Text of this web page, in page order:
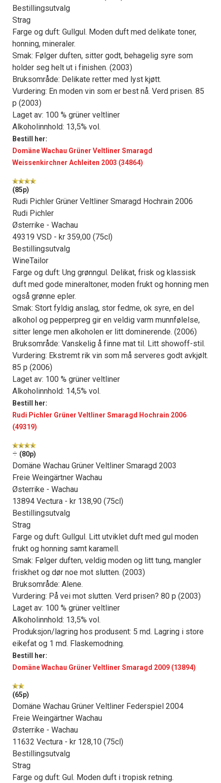
Bestillingsutvalg
Strag
Farge og duft: Gullgul. Moden duft med delikate toner,
honning, mineraler.
Smak: Følger duften, sitter godt, behagelig syre som
holder seg helt ut i finishen. (2003)
Bruksområde: Delikate retter med lyst kjøtt.
Vurdering: En moden vin som er best nå. Verd prisen. 85
p (2003)
Laget av: 100 % grüner veltliner
Alkoholinnhold: 13,5% vol.
Bestill her:
Domäne Wachau Grüner Veltliner Smaragd
Weissenkirchner Achleiten 2003 (34864)
(85p)
Rudi Pichler Grüner Veltliner Smaragd Hochrain 2006
Rudi Pichler
Østerrike - Wachau
49319 VSD - kr 359,00 (75cl)
Bestillingsutvalg
WineTailor
Farge og duft: Ung grønngul. Delikat, frisk og klassisk
duft med gode mineraltoner, moden frukt og honning men
også grønne epler.
Smak: Stort fyldig anslag, stor fedme, ok syre, en del
alkohol og pepperpreg gir en veldig varm munnfølelse,
sitter lenge men alkoholen er litt dominerende. (2006)
Bruksområde: Vanskelig å finne mat til. Litt showoff-stil.
Vurdering: Ekstremt rik vin som må serveres godt avkjølt.
85 p (2006)
Laget av: 100 % grüner veltliner
Alkoholinnhold: 14,5% vol.
Bestill her:
Rudi Pichler Grüner Veltliner Smaragd Hochrain 2006
(49319)
÷ (80p)
Domäne Wachau Grüner Veltliner Smaragd 2003
Freie Weingärtner Wachau
Østerrike - Wachau
13894 Vectura - kr 138,90 (75cl)
Bestillingsutvalg
Strag
Farge og duft: Gullgul. Litt utviklet duft med gul moden
frukt og honning samt karamell.
Smak: Følger duften, veldig moden og litt tung, mangler
friskhet og dør noe mot slutten. (2003)
Bruksområde: Alene.
Vurdering: På vei mot slutten. Verd prisen? 80 p (2003)
Laget av: 100 % grüner veltliner
Alkoholinnhold: 13,5% vol.
Produksjon/lagring hos produsent: 5 md. Lagring i store
eikefat og 1 md. Flaskemodning.
Bestill her:
Domäne Wachau Grüner Veltliner Smaragd 2009 (13894)
(65p)
Domäne Wachau Grüner Veltliner Federspiel 2004
Freie Weingärtner Wachau
Østerrike - Wachau
11632 Vectura - kr 128,10 (75cl)
Bestillingsutvalg
Strag
Farge og duft: Gul. Moden duft i tropisk retning.